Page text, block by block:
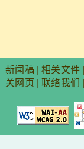
新闻稿| 相关文件
关网页
联络我们